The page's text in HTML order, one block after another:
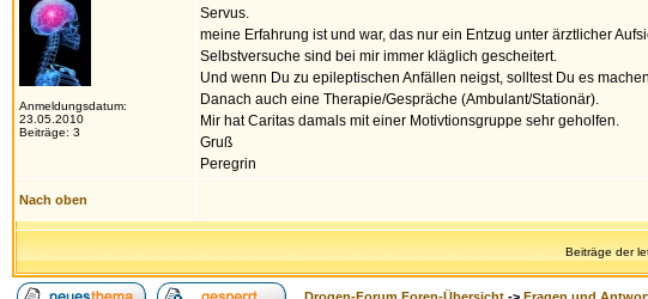
Anmeldungsdatum:
23.05.2010
Beiträge: 3
Servus.
meine Erfahrung ist und war, das nur ein Entzug unter ärztlicher
Selbstversuche sind bei mir immer kläglich gescheitert.
Und wenn Du zu epileptischen Anfällen neigst, solltest Du es
Danach auch eine Therapie/Gespräche (Ambulant/Stationär).
Mir hat Caritas damals mit einer Motivtionsgruppe sehr geholfen.
Gruß
Peregrin
Nach oben
Beiträge der